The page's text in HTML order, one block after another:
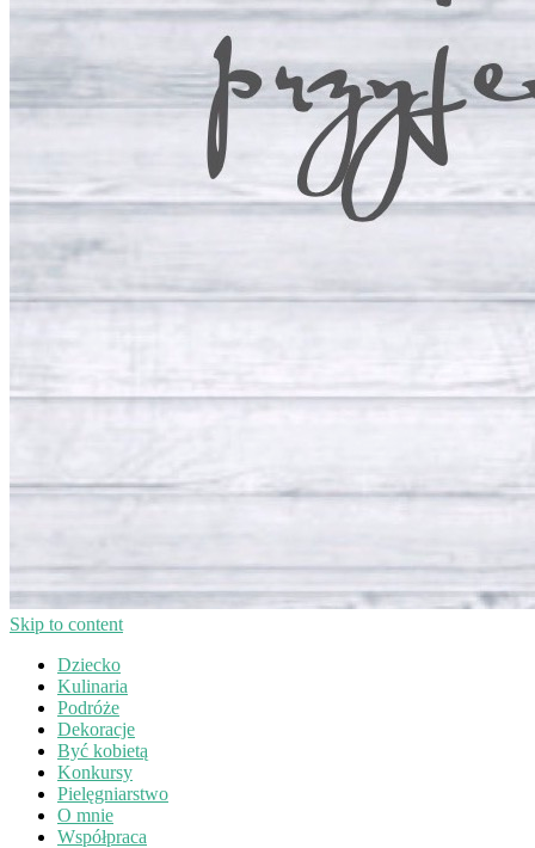
Skip to content
Dziecko
Kulinaria
Podróże
Dekoracje
Być kobietą
Konkursy
Pielęgniarstwo
O mnie
Współpraca